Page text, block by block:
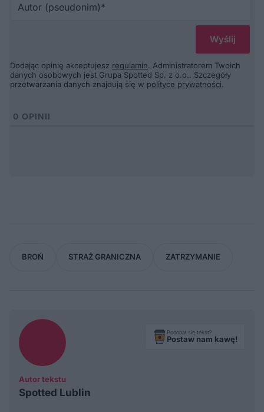
Dodając opinię akceptujesz regulamin. Administratorem Twoich
danych osobowych jest Grupa Spotted Sp. z o.o.. Szczegóły
przetwarzania danych znajdują się w polityce prywatności.
0 OPINII
BROŃ STRAŻ GRANICZNA ZATRZYMANIE
Autor tekstu
Spotted Lublin
Podobał się tekst?
Postaw nam kawę!